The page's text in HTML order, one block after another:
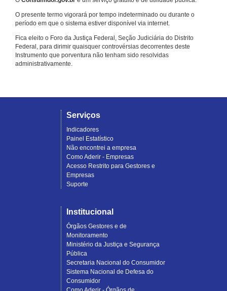
O presente termo vigorará por tempo indeterminado ou durante o
período em que o sistema estiver disponível via internet.
Fica eleito o Foro da Justiça Federal, Seção Judiciária do Distrito
Federal, para dirimir quaisquer controvérsias decorrentes deste
Instrumento que porventura não tenham sido resolvidas
administrativamente.
Serviços
Indicadores
Painel Estatístico
Não encontrei a empresa
Como Aderir - Empresas
Acesso Restrito para Gestores e
Empresas
Suporte
Institucional
Órgãos Gestores e de
Monitoramento
Ministério da Justiça e Segurança
Pública
Secretaria Nacional do Consumidor
Sistema Nacional de Defesa do
Consumidor